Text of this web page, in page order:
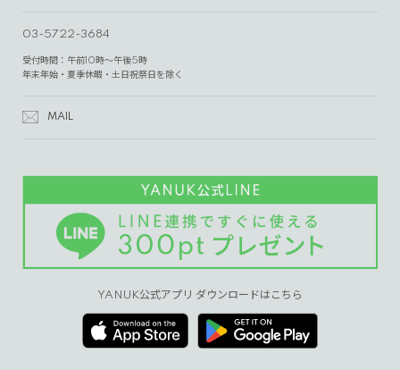
03-5722-3684
受付時間：午前10時～午後5時
年末年始・夏季休暇・土日祝祭日を除く
MAIL
YANUK公式アプリ ダウンロードはこちら